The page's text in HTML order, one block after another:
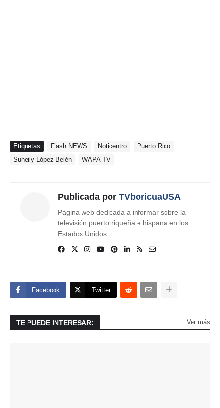
Etiquetas Flash NEWS Noticentro
Puerto Rico
Suheily López Belén
WAPA TV
Publicada por TVboricuaUSA
Página web dedicada a informar sobre la
televisión puertorriqueña e hispana en los
Estados Unidos.
Facebook Twitter
TE PUEDE INTERESAR: Ver más